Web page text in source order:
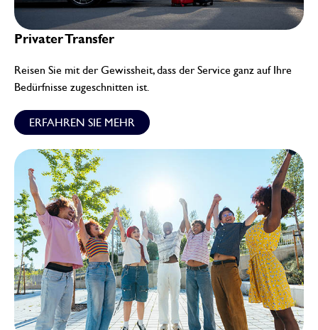
Privater Transfer
Reisen Sie mit der Gewissheit, dass der Service ganz auf Ihre
Bedürfnisse zugeschnitten ist.
ERFAHREN SIE MEHR